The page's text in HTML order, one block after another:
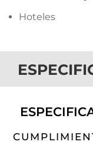
Hoteles